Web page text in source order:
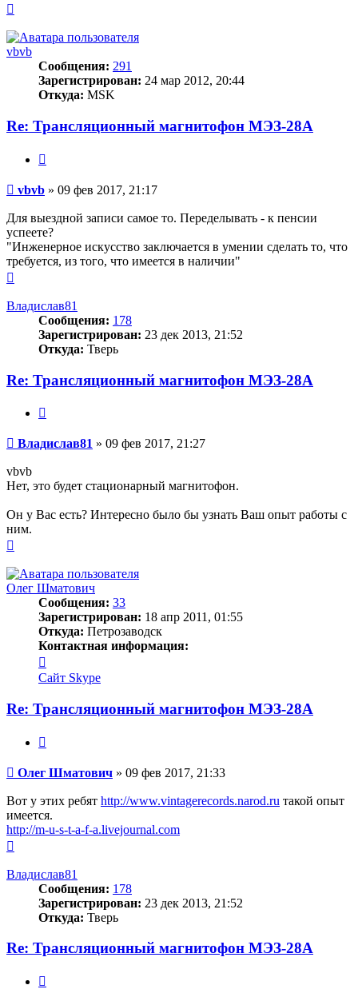
началу
vbvb
Сообщения: 291
Зарегистрирован: 24 мар 2012, 20:44
Откуда: MSK
Re: Трансляционный магнитофон МЭЗ-28А
Сообщение
vbvb » 09 фев 2017, 21:17
Для выездной записи самое то. Переделывать - к пенсии
успеете?
"Инженерное искусство заключается в умении сделать то, что
требуется, из того, что имеется в наличии"
началу
Владислав81
Сообщения: 178
Зарегистрирован: 23 дек 2013, 21:52
Откуда: Тверь
Re: Трансляционный магнитофон МЭЗ-28А
Сообщение
Владислав81 » 09 фев 2017, 21:27
vbvb
Нет, это будет стационарный магнитофон.
Он у Вас есть? Интересно было бы узнать Ваш опыт работы с
ним.
началу
Олег Шматович
Сообщения: 33
Зарегистрирован: 18 апр 2011, 01:55
Откуда: Петрозаводск
Контактная информация:
информация
пользователя
Шматович
Сайт Skype
Re: Трансляционный магнитофон МЭЗ-28А
Сообщение
Олег Шматович » 09 фев 2017, 21:33
Вот у этих ребят http://www.vintagerecords.narod.ru такой опыт
имеется.
http://m-u-s-t-a-f-a.livejournal.com
началу
Владислав81
Сообщения: 178
Зарегистрирован: 23 дек 2013, 21:52
Откуда: Тверь
Re: Трансляционный магнитофон МЭЗ-28А